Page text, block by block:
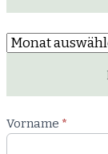
Archiv
Newsletter
Blog
Vorname *